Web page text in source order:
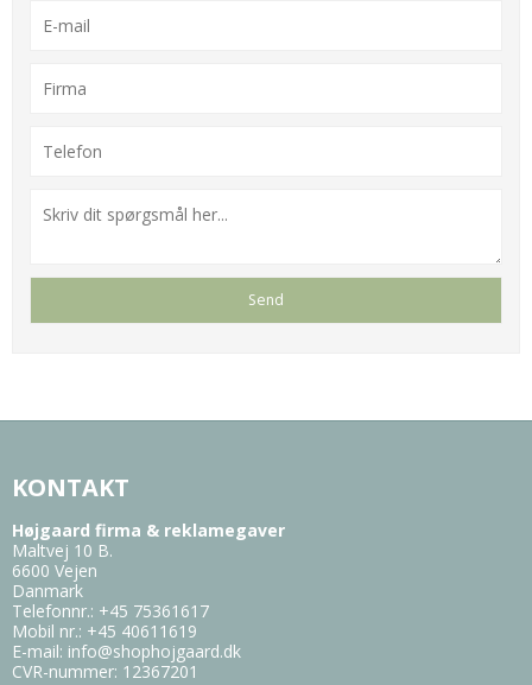
KONTAKT
Højgaard firma & reklamegaver
Maltvej 10 B.
6600 Vejen
Danmark
Telefonnr.: +45 75361617
Mobil nr.: +45 40611619
E-mail: info@shophojgaard.dk
CVR-nummer: 12367201